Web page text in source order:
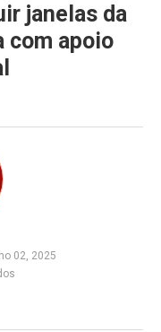
janelas da
com apoio
02, 2025